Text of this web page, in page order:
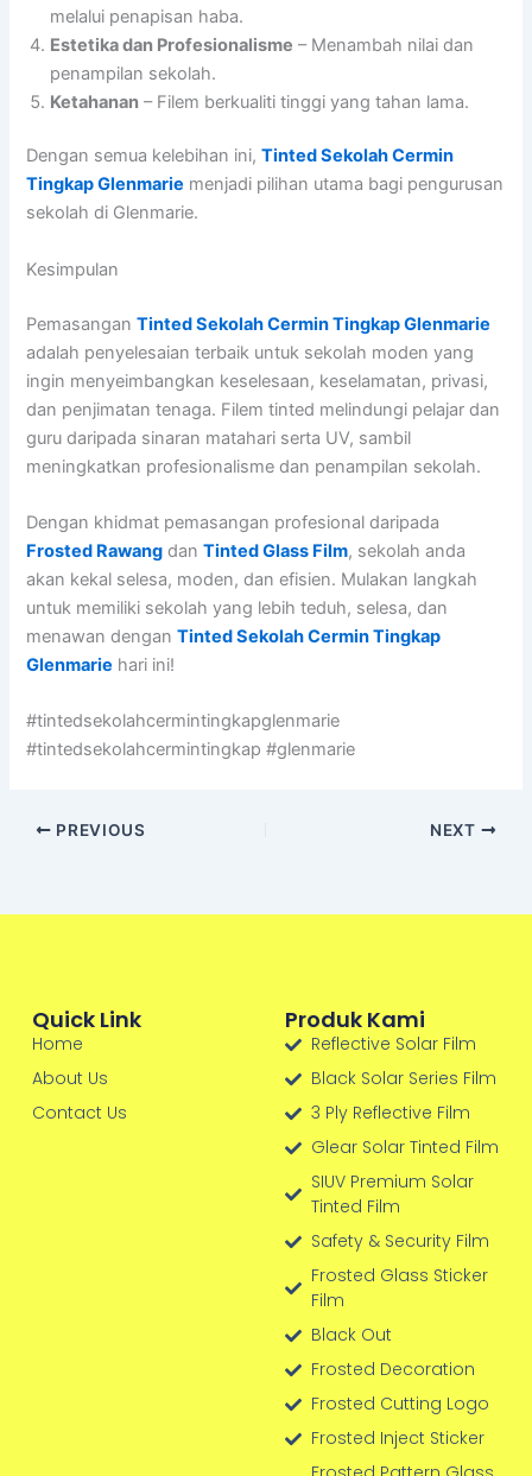
melalui penapisan haba.
Estetika dan Profesionalisme – Menambah nilai dan
penampilan sekolah.
Ketahanan – Filem berkualiti tinggi yang tahan lama.
Dengan semua kelebihan ini,Tinted Sekolah Cermin
Tingkap Glenmarie menjadi pilihan utama bagi pengurusan
sekolah di Glenmarie.
Kesimpulan
PemasanganTinted Sekolah Cermin Tingkap Glenmarie
adalah penyelesaian terbaik untuk sekolah moden yang
ingin menyeimbangkan keselesaan, keselamatan, privasi,
dan penjimatan tenaga. Filem tinted melindungi pelajar dan
guru daripada sinaran matahari serta UV, sambil
meningkatkan profesionalisme dan penampilan sekolah.
Dengan khidmat pemasangan profesional daripada
Frosted Rawang danTinted Glass Film, sekolah anda
akan kekal selesa, moden, dan efisien. Mulakan langkah
untuk memiliki sekolah yang lebih teduh, selesa, dan
menawan denganTinted Sekolah Cermin Tingkap
Glenmarie hari ini!
#tintedsekolahcermintingkapglenmarie
#tintedsekolahcermintingkap #glenmarie
PREVIOUS NEXT
Quick Link
Home
About Us
Contact Us
Produk Kami
Reflective Solar Film
Black Solar Series Film
3 Ply Reflective Film
Glear Solar Tinted Film
SIUV Premium Solar
Tinted Film
Safety & Security Film
Frosted Glass Sticker
Film
Black Out
Frosted Decoration
Frosted Cutting Logo
Frosted Inject Sticker